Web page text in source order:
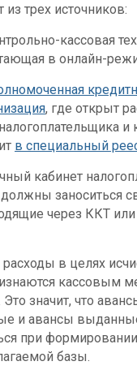
из трех источников:
кассовая
в онлайн-
, где открыт
и
в специальный
кабинет
заноситься
через ККТ
в целях
кассовым
Это значит, что
и авансы
при формировании
базы.